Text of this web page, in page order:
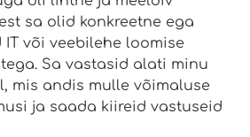
sa olid konkreetne ega
või veebilehe loomise
Sa vastasid alati minu
mis andis mulle võimaluse
ja saada kiireid vastuseid